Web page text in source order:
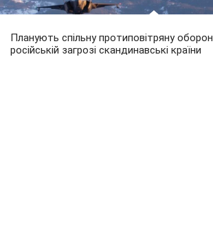
Планують спільну протиповітряну
російській загрозі скандинавські країни